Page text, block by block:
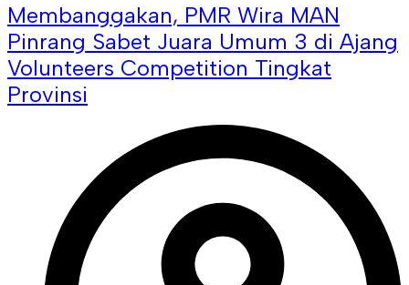
Membanggakan, PMR Wira MAN
Pinrang Sabet Juara Umum 3 di Ajang
Volunteers Competition Tingkat
Provinsi